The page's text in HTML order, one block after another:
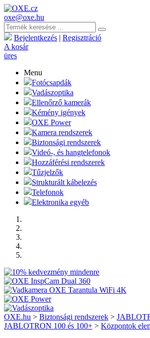
oxe@oxe.hu
Bejelentkezés | Regisztráció
A kosár
üres
Menu
Fotócsapdák
Vadászoptika
Ellenőrző kamerák
Kémény igények
OXE Power
Kamera rendszerek
Biztonsági rendszerek
Videó-, és hangtelefonok
Hozzáférési rendszerek
Tűzjelzők
Strukturált kábelezés
Telefonok
Elektronika egyéb
OXE.hu > Biztonsági rendszerek >
JABLOTRON 100 és 100+ > Központok